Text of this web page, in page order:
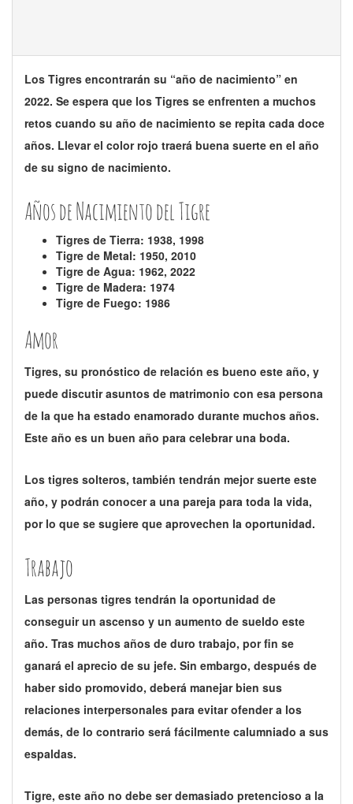
Los Tigres encontrarán su “año de nacimiento” en
2022. Se espera que los Tigres se enfrenten a muchos
retos cuando su año de nacimiento se repita cada doce
años. Llevar el color rojo traerá buena suerte en el año
de su signo de nacimiento.
Años de Nacimiento del Tigre
Tigres de Tierra: 1938, 1998
Tigre de Metal: 1950, 2010
Tigre de Agua: 1962, 2022
Tigre de Madera: 1974
Tigre de Fuego: 1986
Amor
Tigres, su pronóstico de relación es bueno este año, y
puede discutir asuntos de matrimonio con esa persona
de la que ha estado enamorado durante muchos años.
Este año es un buen año para celebrar una boda.
Los tigres solteros, también tendrán mejor suerte este
año, y podrán conocer a una pareja para toda la vida,
por lo que se sugiere que aprovechen la oportunidad.
Trabajo
Las personas tigres tendrán la oportunidad de
conseguir un ascenso y un aumento de sueldo este
año. Tras muchos años de duro trabajo, por fin se
ganará el aprecio de su jefe. Sin embargo, después de
haber sido promovido, deberá manejar bien sus
relaciones interpersonales para evitar ofender a los
demás, de lo contrario será fácilmente calumniado a sus
espaldas.
Tigre, este año no debe ser demasiado pretencioso a la